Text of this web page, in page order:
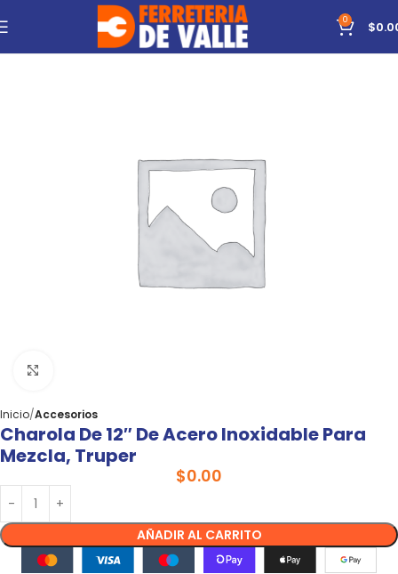
0 $
Inicio Accesorios
Charola De 12″ De Acero Inoxidable Para
Mezcla, Truper
$0.00
AÑADIR AL CARRITO